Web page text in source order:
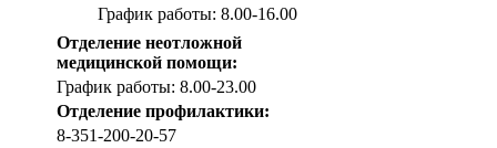
График работы: 8.00-16.00
Отделение неотложной
медицинской помощи:
График работы: 8.00-23.00
Отделение профилактики:
8-351-200-20-57